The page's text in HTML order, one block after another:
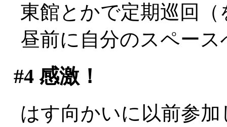
東館とかで定期巡回（
昼前に自分のスペース
#4感激！
はす向かいに以前参